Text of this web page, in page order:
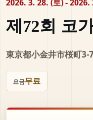
2026. 3. 28. (토) - 2026.
제72회 코
東京都小金井市桜町3-
요금무료